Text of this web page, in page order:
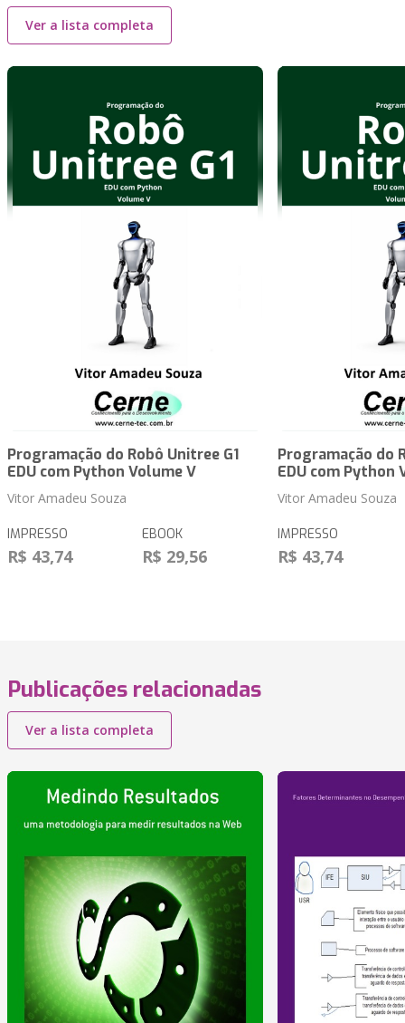
Ver a lista completa
Programação do Robô Unitree G1
EDU com Python Volume V
Vitor Amadeu Souza
IMPRESSO
R$ 43,74
EBOOK
R$ 29,56
Programação do
EDU com Python
Vitor Amadeu Souza
IMPRESSO
R$ 43,74
Publicações relacionadas
Ver a lista completa